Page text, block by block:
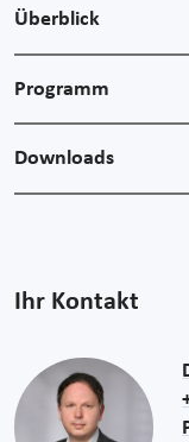
Überblick
Programm
Downloads
Ihr Kontakt